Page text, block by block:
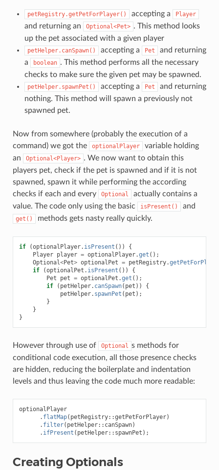
petRegistry.getPetForPlayer() accepting a Player
and returning an Optional<Pet> . This method looks
up the pet associated with a given player
petHelper.canSpawn() accepting a Pet
and returning
a
boolean . This method performs all the necessary
checks to make sure the given pet may be spawned.
petHelper.spawnPet() accepting a Pet
and returning
nothing. This method will spawn a previously not
spawned pet.
Now from somewhere (probably the execution of a
command) we got the
optionalPlayer
variable holding
an
Optional<Player> . We now want to obtain this
players pet, check if the pet is spawned and if it is not
spawned, spawn it while performing the according
checks if each and every
Optional
actually contains a
value. The code only using the basic
isPresent() and
get() methods gets nasty really quickly.
if (optionalPlayer. isPresent ())
{
Player player = optionalPlayer.get ();
Optional<Pet> optionalPet = petRegistry.
if
(optionalPet . isPresent ())
{
Pet
pet = optionalPet .get ();
if
( petHelper. canSpawn( pet ))
{
petHelper. spawnPet ( pet );
}
}
}
However through use of Optional s methods for
conditional code execution, all those presence checks
are hidden, reducing the boilerplate and indentation
levels and thus leaving the code much more readable:
optionalPlayer
. flatMap( petRegistry::getPetForPlayer)
. filter( petHelper:: canSpawn)
. ifPresent ( petHelper:: spawnPet );
Creating Optionals